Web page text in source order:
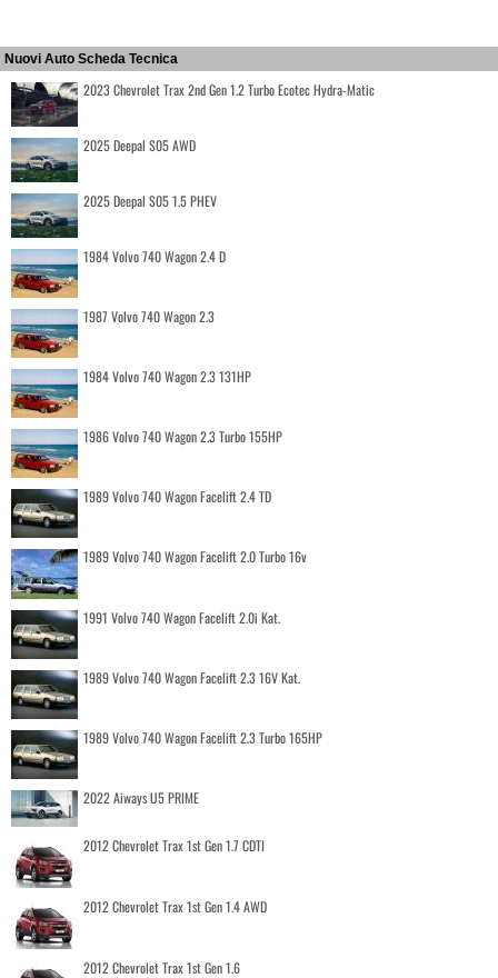
Nuovi Auto Scheda Tecnica
2023 Chevrolet Trax 2nd Gen 1.2 Turbo Ecotec Hydra-Matic
2025 Deepal S05 AWD
2025 Deepal S05 1.5 PHEV
1984 Volvo 740 Wagon 2.4 D
1987 Volvo 740 Wagon 2.3
1984 Volvo 740 Wagon 2.3 131HP
1986 Volvo 740 Wagon 2.3 Turbo 155HP
1989 Volvo 740 Wagon Facelift 2.4 TD
1989 Volvo 740 Wagon Facelift 2.0 Turbo 16v
1991 Volvo 740 Wagon Facelift 2.0i Kat.
1989 Volvo 740 Wagon Facelift 2.3 16V Kat.
1989 Volvo 740 Wagon Facelift 2.3 Turbo 165HP
2022 Aiways U5 PRIME
2012 Chevrolet Trax 1st Gen 1.7 CDTI
2012 Chevrolet Trax 1st Gen 1.4 AWD
2012 Chevrolet Trax 1st Gen 1.6